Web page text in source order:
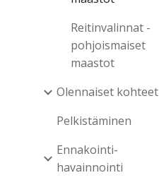
Reitinvalinnat -
pohjoismaiset
maastot
Olennaiset kohteet
Pelkistäminen
Ennakointi-
havainnointi